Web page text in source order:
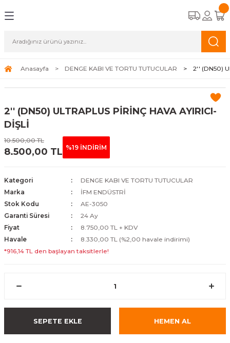
KASET TİPİ FAN COİLLER
FAN COİLLER
COİLLER
KAZANLAR
APAREYLERİ
APAREYLERİ
Anasayfa DENGE KABI VE TORTU TUTUCULAR 2'' (DN50)
2'' (DN50) ULTRAPLUS PİRİNÇ HAVA AYIRICI-
DİŞLİ
10.500,00 TL
8.500,00 TL %19 İNDİRİM
Kategori
DENGE KABI VE TORTU TUTUCULAR
Marka
İFM ENDÜSTRİ
Stok Kodu
AE-3050
Garanti Süresi
24 Ay
Fiyat
8.750,00 TL + KDV
Havale
8.330,00 TL (%2,00 havale indirimi)
*916,14 TL den başlayan taksitlerle!
SEPETE EKLE HEMEN AL